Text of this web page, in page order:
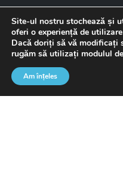
COMPANIE
Despre noi
Cariere
Brand-uri
Pentru Arhitecți
Dezvoltatori
Site-ul nostru stochează și
oferi o experiență de
Dacă doriți să vă modificați
rugăm să utilizați modulul de
Am înțeles